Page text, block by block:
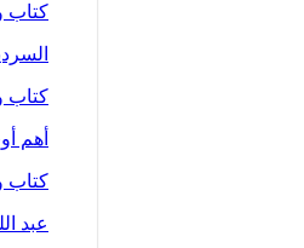
كتاب
كتاب
أهم أوجه
كتاب
عبد